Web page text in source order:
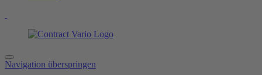
Navigation überspringen